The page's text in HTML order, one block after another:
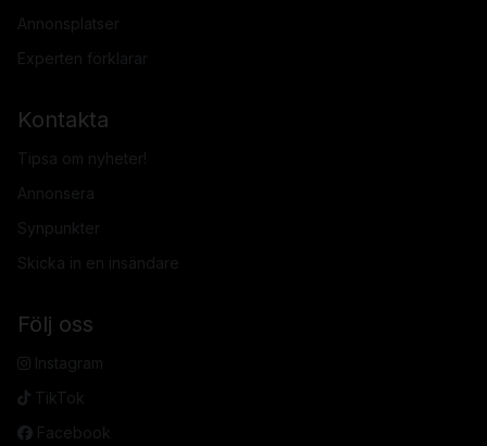
Annonsplatser
Experten förklarar
Kontakta
Tipsa om nyheter!
Annonsera
Synpunkter
Skicka in en insändare
Följ oss
Instagram
TikTok
Facebook